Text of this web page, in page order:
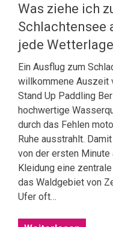
Was ziehe ich
Schlachtensee
jede Wetterlage
Ein Ausflug zum
willkommene Auszeit
Stand Up Paddling
hochwertige
durch das Fehlen
Ruhe ausstrahlt.
von der ersten
Kleidung eine
das Waldgebiet von
Ufer oft…